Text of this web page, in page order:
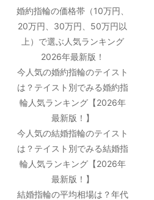
婚約指輪の価格帯（10万円、
20万円、30万円、50万円以
上）で選ぶ人気ランキング
2026年最新版！
今人気の婚約指輪のテイスト
は？テイスト別でみる婚約指
輪人気ランキング【2026年
最新版！】
今人気の結婚指輪のテイスト
は？テイスト別でみる結婚指
輪人気ランキング【2026年
最新版！】
結婚指輪の平均相場は？年代